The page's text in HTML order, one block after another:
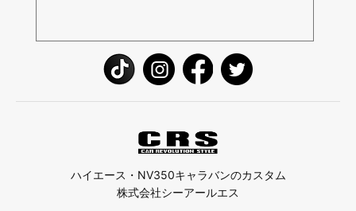
ハイエース・NV350キャラバンのカスタム
株式会社シーアールエス